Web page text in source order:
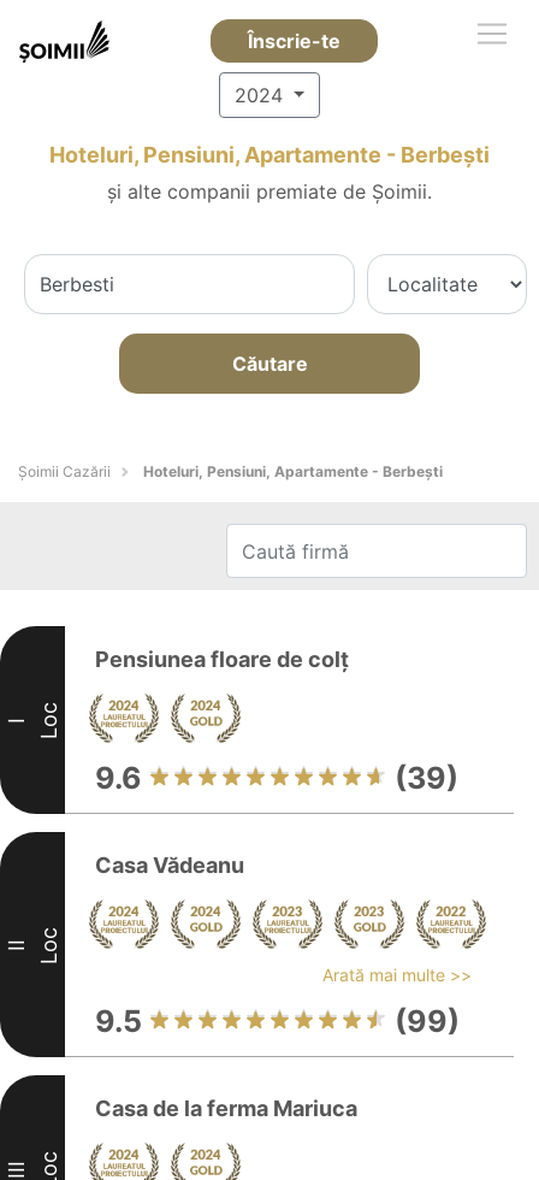
Înscrie-te
2024
Hoteluri, Pensiuni, Apartamente - Berbeşti
și alte companii premiate de Șoimii.
Căutare
Șoimii Cazării Hoteluri, Pensiuni, Apartamente - Berbeşti
I Loc
Pensiunea floare de colț
9.6 (39)
II Loc
Casa Vădeanu
Arată mai multe >>
9.5 (99)
III Loc
Casa de la ferma Mariuca